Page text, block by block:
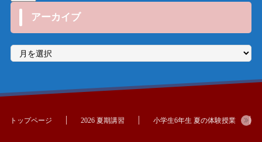
アーカイブ
ア
カ
トップページ 2026 夏期講習 小学生6年生 夏の体験授業